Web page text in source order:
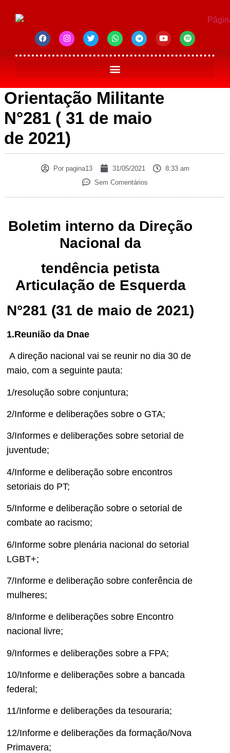
Orientação Militante
N°281 ( 31 de maio
de 2021)
Porpagina13 31/05/2021
8:33 am
Sem Comentários
Boletim interno da Direção
Nacional da
tendência petista
Articulação de Esquerda
N°281 (31 de maio de 2021)
1.Reunião da Dnae
A direção nacional vai se reunir no dia 30 de
maio, com a seguinte pauta:
1/resolução sobre conjuntura;
2/Informe e deliberações sobre o GTA;
3/Informes e deliberações sobre setorial de
juventude;
4/Informe e deliberação sobre encontros
setoriais do PT;
5/Informe e deliberação sobre o setorial de
combate ao racismo;
6/Informe sobre plenária nacional do setorial
LGBT+;
7/Informe e deliberação sobre conferência de
mulheres;
8/Informe e deliberações sobre Encontro
nacional livre;
9/Informes e deliberações sobre a FPA;
10/Informe e deliberações sobre a bancada
federal;
11/Informe e deliberações da tesouraria;
12/Informe e deliberações da formação/Nova
Primavera;